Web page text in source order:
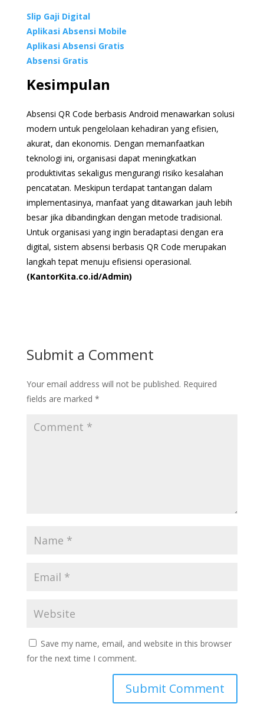
Slip Gaji Digital
Aplikasi Absensi Mobile
Aplikasi Absensi Gratis
Absensi Gratis
Kesimpulan
Absensi QR Code berbasis Android menawarkan solusi
modern untuk pengelolaan kehadiran yang efisien,
akurat, dan ekonomis. Dengan memanfaatkan
teknologi ini, organisasi dapat meningkatkan
produktivitas sekaligus mengurangi risiko kesalahan
pencatatan. Meskipun terdapat tantangan dalam
implementasinya, manfaat yang ditawarkan jauh lebih
besar jika dibandingkan dengan metode tradisional.
Untuk organisasi yang ingin beradaptasi dengan era
digital, sistem absensi berbasis QR Code merupakan
langkah tepat menuju efisiensi operasional.
(KantorKita.co.id/Admin)
Submit a Comment
Your email address will not be published. Required
fields are marked *
Save my name, email, and website in this browser
for the next time I comment.